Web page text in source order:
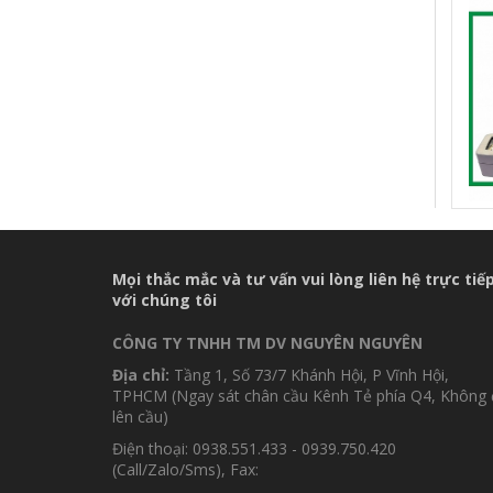
Mọi thắc mắc và tư vấn vui lòng liên hệ trực tiếp
với chúng tôi
CÔNG TY TNHH TM DV NGUYÊN NGUYÊN
Địa chỉ: Tầng 1, Số 73/7 Khánh Hội, P Vĩnh Hội,
TPHCM (Ngay sát chân cầu Kênh Tẻ phía Q4, Không
lên cầu)
Điện thoại: 0938.551.433 - 0939.750.420
(Call/Zalo/Sms), Fax: